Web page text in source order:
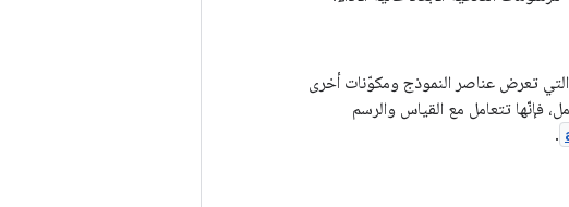
تعرض عناصر النموذج ومكوّنات أخرى
فإنّها تتعامل مع القياس والرسم
.